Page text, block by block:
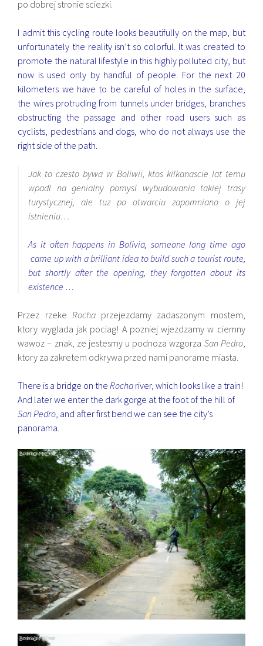
po dobrej stronie sciezki.
I admit this cycling route looks beautifully on the map, but
unfortunately the reality isn’t so colorful. It was created to
promote the natural lifestyle in this highly polluted city, but
now is used only by handful of people. For the next 20
kilometers we have to be careful of holes in the surface,
the wires protruding from tunnels under bridges, branches
obstructing the passage and other road users such as
cyclists, pedestrians and dogs, who do not always use the
right side of the path.
Jak to czesto bywa w Boliwii, ktos kilkanascie lat temu
wpadl na genialny pomysl wybudowania takiej trasy
turystycznej, ale tuz po otwarciu zapomniano o jej
istnieniu…
As it often happens in Bolivia, someone long time ago
came up with a brilliant idea to build such a tourist route,
but shortly after the opening, they forgotten about its
existence …
Przez rzeke Rochaprzejezdamy zadaszonym mostem,
ktory wyglada jak pociag! A pozniej wjezdzamy w ciemny
wawoz – znak, ze jestesmy u podnoza wzgorza San Pedro,
ktory za zakretem odkrywa przed nami panorame miasta.
There is a bridge on the Rocha river, which looks like a train!
And later we enter the dark gorge at the foot of the hill of
San Pedro , and after first bend we can see the city’s
panorama.